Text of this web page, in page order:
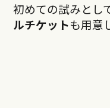
初めての試みとし
ルチケットも用意